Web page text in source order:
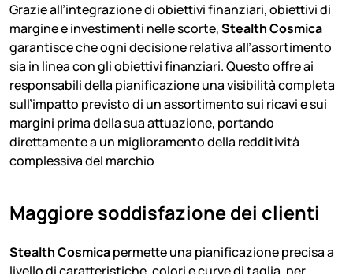
Grazie all’integrazione di obiettivi finanziari, obiettivi di
margine e investimenti nelle scorte,Stealth Cosmica
garantisce che ogni decisione relativa all’assortimento
sia in linea con gli obiettivi finanziari. Questo offre ai
responsabili della pianificazione una visibilità completa
sull’impatto previsto di un assortimento sui ricavi e sui
margini prima della sua attuazione, portando
direttamente a un miglioramento della redditività
complessiva del marchio
Maggiore soddisfazione dei clienti
Stealth Cosmicapermette una pianificazione precisa a